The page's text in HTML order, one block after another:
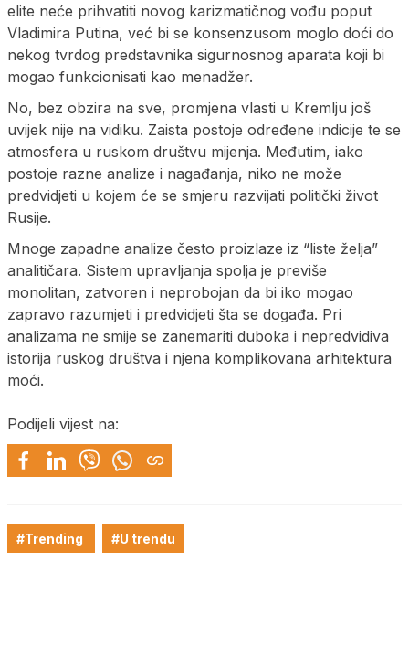
elite neće prihvatiti novog karizmatičnog vođu poput
Vladimira Putina, već bi se konsenzusom moglo doći do
nekog tvrdog predstavnika sigurnosnog aparata koji bi
mogao funkcionisati kao menadžer.
No, bez obzira na sve, promjena vlasti u Kremlju još
uvijek nije na vidiku. Zaista postoje određene indicije te se
atmosfera u ruskom društvu mijenja. Međutim, iako
postoje razne analize i nagađanja, niko ne može
predvidjeti u kojem će se smjeru razvijati politički život
Rusije.
Mnoge zapadne analize često proizlaze iz “liste želja”
analitičara. Sistem upravljanja spolja je previše
monolitan, zatvoren i neprobojan da bi iko mogao
zapravo razumjeti i predvidjeti šta se događa. Pri
analizama ne smije se zanemariti duboka i nepredvidiva
istorija ruskog društva i njena komplikovana arhitektura
moći.
Podijeli vijest na:
#Trending #U trendu